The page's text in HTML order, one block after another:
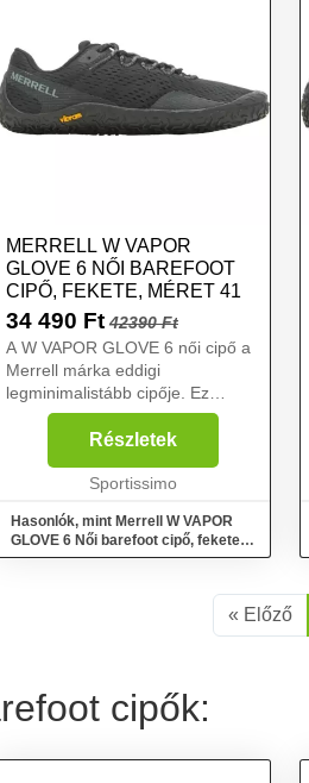
MERRELL W VAPOR
GLOVE 6 NŐI BAREFOOT
CIPŐ, FEKETE, MÉRET 41
34 490 Ft 42390 Ft
A W VAPOR GLOVE 6 női cipő a
Merrell márka eddigi
legminimalistább cipője. Ez
köszönhető a Vibram® EcoStep
talpnak, amely körülöleli a
lábfejet, hogy maximalizálja a
tapadást és a tartósságot,
Részletek
Sportissimo
Hasonlók, mint Merrell W VAPOR
GLOVE 6 Női barefoot cipő, fekete,
méret 41
« Előző
cipők: